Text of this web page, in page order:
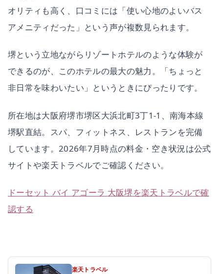
オリティも高く、口コミには「使い心地のよいバス
アメニティだった」という声が複数見られます。
堺という立地ながらリゾートホテルのような体験が
できるのが、このホテルの最大の魅力。「ちょっと
非日常を味わいたい」というときにぴったりです。
所在地は大阪府堺市堺区大浜北町3丁1-1、南海本線
堺駅直結。スパ、フィットネス、レストランを完備
しています。2026年7月時点の料金・空き状況は公式
サイトや楽天トラベルでご確認ください。
ドーセット バイ アゴーラ 大阪堺を楽天トラベルで確
認する
楽天トラベル